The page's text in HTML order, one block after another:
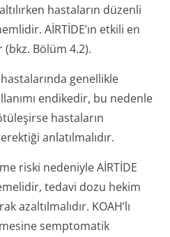
hastaların düzenli
AİRTİDE’ın etkili en
(bkz. Bölüm 4.2).
genellikle
endikedir, bu nedenle
hastaların
anlatılmalıdır.
riski nedeniyle AİRTİDE
tedavi dozu hekim
azaltılmalıdır. KOAH’lı
semptomatik